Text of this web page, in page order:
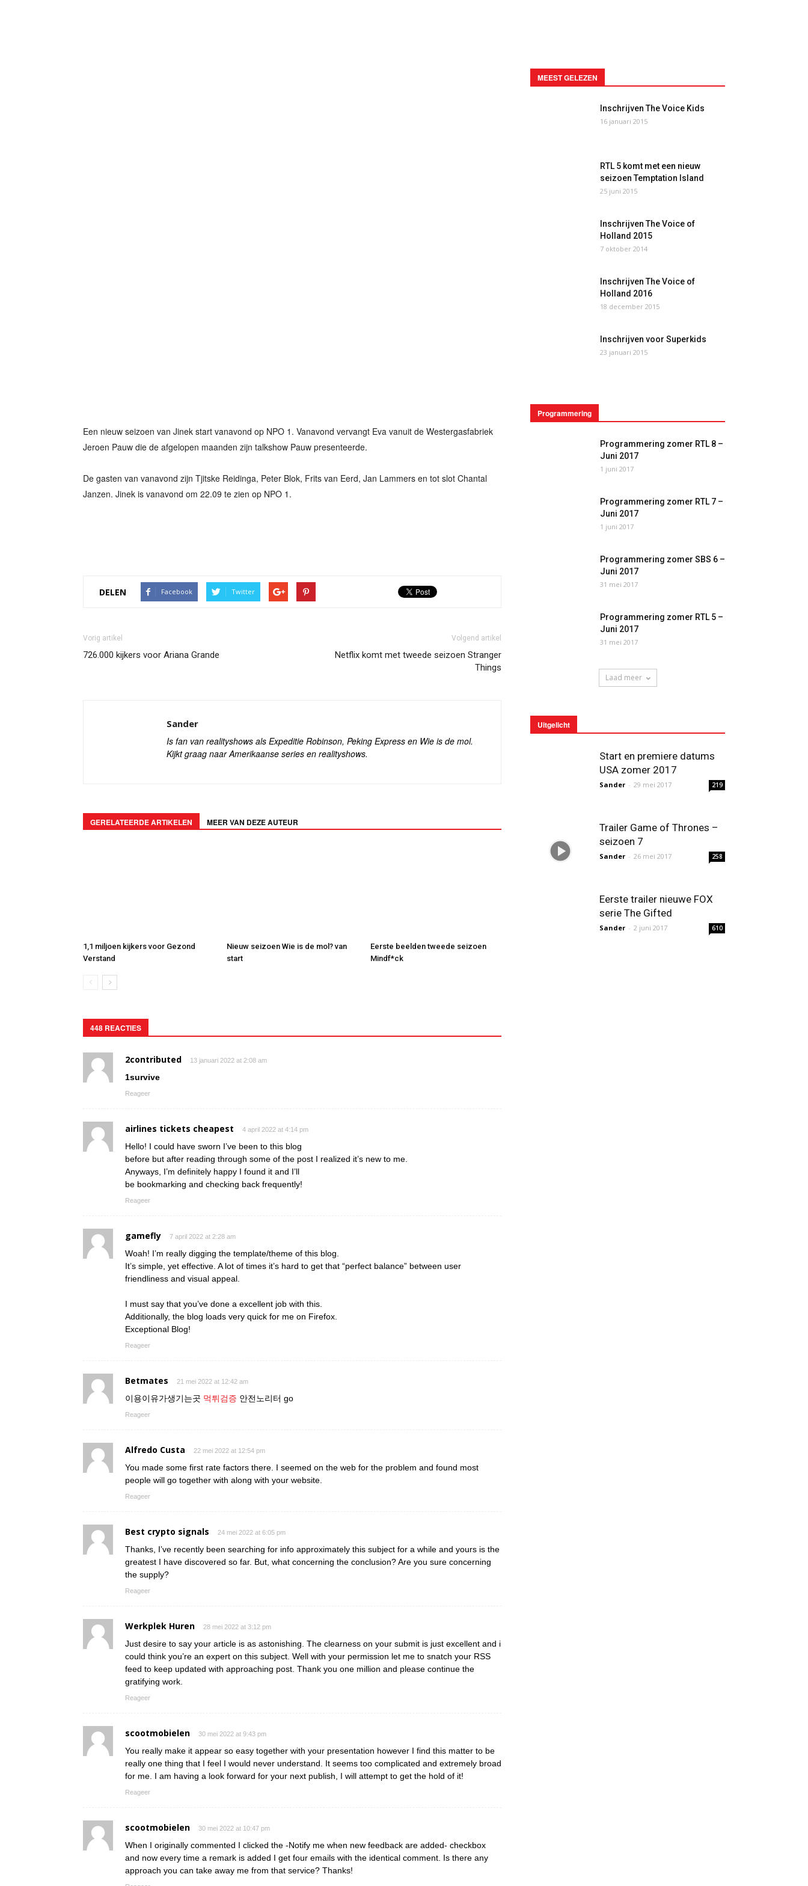
Een nieuw seizoen van Jinek start vanavond op NPO 1. Vanavond vervangt Eva vanuit de Westergasfabriek
Jeroen Pauw die de afgelopen maanden zijn talkshow Pauw presenteerde.
De gasten van vanavond zijn Tjitske Reidinga, Peter Blok, Frits van Eerd, Jan Lammers en tot slot Chantal
Janzen. Jinek is vanavond om 22.09 te zien op NPO 1.
DELEN Facebook Twitter
Vorig artikel
726.000 kijkers voor Ariana Grande
Volgend artikel
Netflix komt met tweede seizoen Stranger
Things
Sander
Is fan van realityshows als Expeditie Robinson, Peking Express en Wie is de mol.
Kijkt graag naar Amerikaanse series en realityshows.
GERELATEERDE ARTIKELEN MEER VAN DEZE AUTEUR
1,1 miljoen kijkers voor Gezond
Verstand
Nieuw seizoen Wie is de mol? van
start
Eerste beelden tweede seizoen
Mindf*ck
448 REACTIES
2contributed 13 januari 2022 at 2:08 am
1survive
Reageer
airlines tickets cheapest 4 april 2022 at 4:14 pm
Hello! I could have sworn I’ve been to this blog
before but after reading through some of the post I realized it’s new to me.
Anyways, I’m definitely happy I found it and I’ll
be bookmarking and checking back frequently!
Reageer
gamefly 7 april 2022 at 2:28 am
Woah! I’m really digging the template/theme of this blog.
It’s simple, yet effective. A lot of times it’s hard to get that “perfect balance” between user
friendliness and visual appeal.
I must say that you’ve done a excellent job with this.
Additionally, the blog loads very quick for me on Firefox.
Exceptional Blog!
Reageer
Betmates 21 mei 2022 at 12:42 am
이용이유가생기는곳 먹튀검증 안전노리터 go
Reageer
Alfredo Custa 22 mei 2022 at 12:54 pm
You made some first rate factors there. I seemed on the web for the problem and found most
people will go together with along with your website.
Reageer
Best crypto signals 24 mei 2022 at 6:05 pm
Thanks, I’ve recently been searching for info approximately this subject for a while and yours is the
greatest I have discovered so far. But, what concerning the conclusion? Are you sure concerning
the supply?
Reageer
Werkplek Huren 28 mei 2022 at 3:12 pm
Just desire to say your article is as astonishing. The clearness on your submit is just excellent and i
could think you’re an expert on this subject. Well with your permission let me to snatch your RSS
feed to keep updated with approaching post. Thank you one million and please continue the
gratifying work.
Reageer
scootmobielen 30 mei 2022 at 9:43 pm
You really make it appear so easy together with your presentation however I find this matter to be
really one thing that I feel I would never understand. It seems too complicated and extremely broad
for me. I am having a look forward for your next publish, I will attempt to get the hold of it!
Reageer
scootmobielen 30 mei 2022 at 10:47 pm
When I originally commented I clicked the -Notify me when new feedback are added- checkbox
and now every time a remark is added I get four emails with the identical comment. Is there any
approach you can take away me from that service? Thanks!
MEEST GELEZEN
Inschrijven The Voice Kids
16 januari 2015
RTL 5 komt met een nieuw
seizoen Temptation Island
25 juni 2015
Inschrijven The Voice of
Holland 2015
7 oktober 2014
Inschrijven The Voice of
Holland 2016
18 december 2015
Inschrijven voor Superkids
23 januari 2015
Programmering
Programmering zomer RTL 8 –
Juni 2017
1 juni 2017
Programmering zomer RTL 7 –
Juni 2017
1 juni 2017
Programmering zomer SBS 6 –
Juni 2017
31 mei 2017
Programmering zomer RTL 5 –
Juni 2017
31 mei 2017
Laad meer
Uitgelicht
Start en premiere datums
USA zomer 2017
Sander - 29 mei 2017 219
Trailer Game of Thrones –
seizoen 7
Sander - 26 mei 2017 258
Eerste trailer nieuwe FOX
serie The Gifted
Sander - 2 juni 2017 610